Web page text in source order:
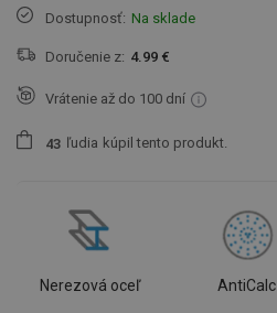
Dostupnosť: Na sklade
Doručenie z: 4.99 €
Vrátenie až do 100 dní
43 ľudia kúpil tento produkt.
Nerezová oceľ AntiCalc